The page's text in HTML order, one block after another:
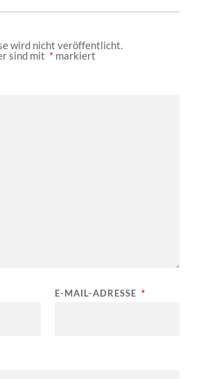
wird nicht veröffentlicht.
sind mit * markiert
E-MAIL-ADRESSE *